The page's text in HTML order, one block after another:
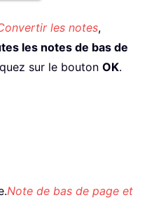
les notes,
les notes de bas de
sur le bouton OK.
Note de bas de page et